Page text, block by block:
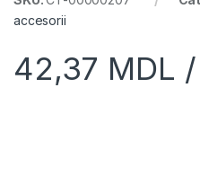
accesorii
42,37 MDL